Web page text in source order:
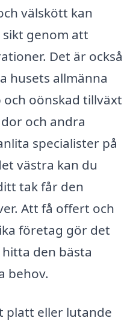
välskött kan
genom att
Det är också
husets allmänna
oönskad tillväxt
och andra
specialister på
västra kan du
tak får den
Att få offert och
företag gör det
den bästa
behov.
platt eller lutande